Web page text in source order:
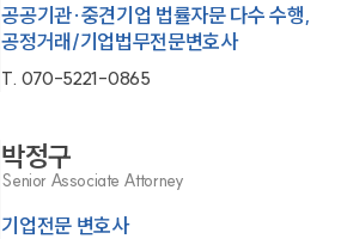
공공기관·중견기업 법률자문 다수 수행,
공정거래/기업법무전문변호사
T. 070-5221-0865
박정구
Senior Associate Attorney
기업전문 변호사